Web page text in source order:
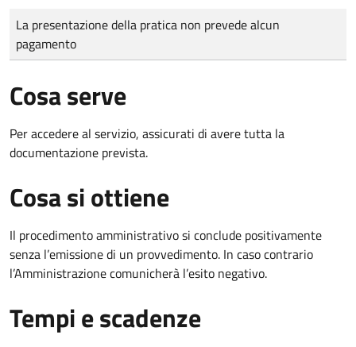
Tipo di pagamento
Importo
La presentazione della pratica non prevede alcun
pagamento
Cosa serve
Per accedere al servizio, assicurati di avere tutta la
documentazione prevista.
Cosa si ottiene
Il procedimento amministrativo si conclude positivamente
senza l’emissione di un provvedimento. In caso contrario
l’Amministrazione comunicherà l’esito negativo.
Tempi e scadenze